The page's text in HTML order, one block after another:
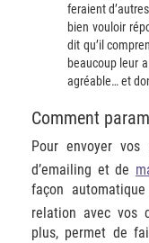
feraient
bien vouloir
dit qu’il
beaucoup leur
agréable… et
Comment
Pour envoyer vos
d’emailing et de
façon
relation avec vos
plus, permet de